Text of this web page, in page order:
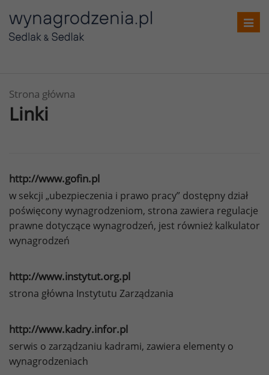
Strona główna
Linki
http://www.gofin.pl
w sekcji „ubezpieczenia i prawo pracy” dostępny dział
poświęcony wynagrodzeniom, strona zawiera regulacje
prawne dotyczące wynagrodzeń, jest również kalkulator
wynagrodzeń
http://www.instytut.org.pl
strona główna Instytutu Zarządzania
http://www.kadry.infor.pl
serwis o zarządzaniu kadrami, zawiera elementy o
wynagrodzeniach